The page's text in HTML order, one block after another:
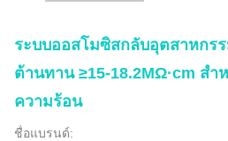
ระบบออสโมซิสกลับอุตสาหกร
ต้านทาน ≥15-18.2MΩ·cm สํา
ความร้อน
ชื่อแบรนด์: